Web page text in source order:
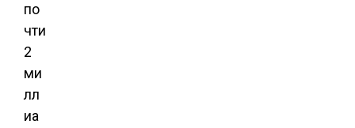
по
чти
2
ми
лл
иа